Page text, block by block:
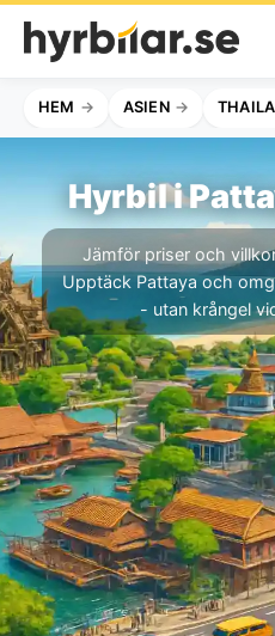
HEM ASIEN
Hyrbil i
Jämför priser och
Upptäck Pattaya och
- utan krångel